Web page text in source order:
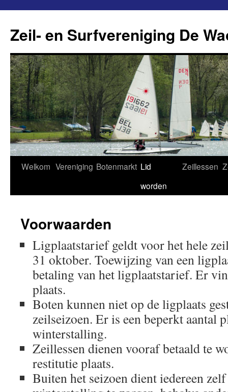
de
inhoud
Zeil- en Surfvereniging De
Welkom Vereniging Botenmarkt Lid
worden
Zeillessen
Voorwaarden
Ligplaatstarief geldt voor het hele
31 oktober. Toewijzing van een
betaling van het ligplaatstarief. Er
plaats.
Boten kunnen niet op de ligplaats
zeilseizoen. Er is een beperkt aantal
winterstalling.
Zeillessen dienen vooraf betaald te
restitutie plaats.
Buiten het seizoen dient iedereen